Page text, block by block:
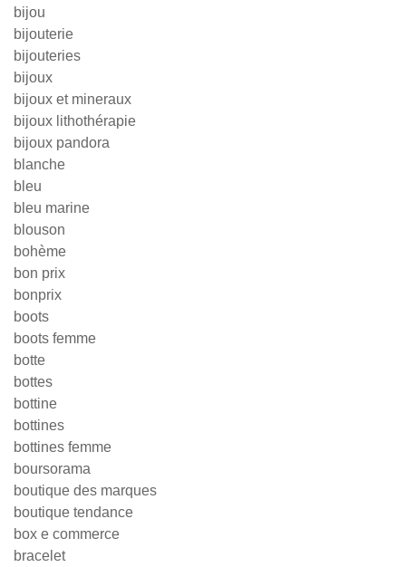
bijou
bijouterie
bijouteries
bijoux
bijoux et mineraux
bijoux lithothérapie
bijoux pandora
blanche
bleu
bleu marine
blouson
bohème
bon prix
bonprix
boots
boots femme
botte
bottes
bottine
bottines
bottines femme
boursorama
boutique des marques
boutique tendance
box e commerce
bracelet